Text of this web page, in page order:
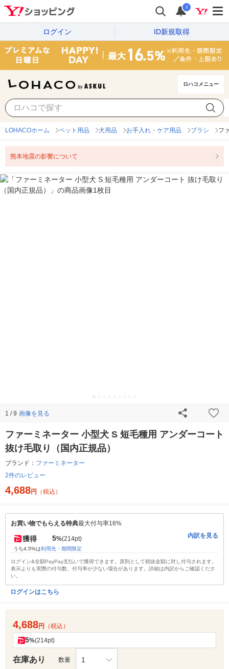
i
ログイン ID新規取得
ロハコメニュー
LOHACOホーム ペット用品 犬用品 お手入れ・ケア用品 ブラシ フ
熊本地震の影響について
1 / 9 画像を見る
ファーミネーター 小型犬 S 短毛種用 アンダーコート
抜け毛取り（国内正規品）
ブランド： ファーミネーター
2件のレビュー
4,688円 （税込）
お買い物でもらえる特典最大付与率16%
獲得 5%(214pt)
うち4.5%は利用先・期間限定
内訳を見る
ログイン&全額PayPay支払いで獲得できます。原則として税抜金額に対し付与されます。
表示よりも実際の付与数、付与率が少ない場合があります。詳細は内訳からご確認くださ
い。
ログインはこちら
4,688円 （税込）
5%(214pt)
在庫あり 数量 1